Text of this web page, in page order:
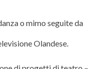
o mimo seguite da
Olandese.